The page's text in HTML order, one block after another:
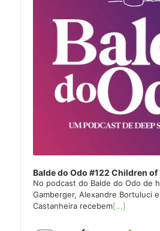
Balde do Odo #122 Children of
No podcast do Balde do Odo de
Gamberger, Alexandre Bortuluci e
Castanheira recebem[...]